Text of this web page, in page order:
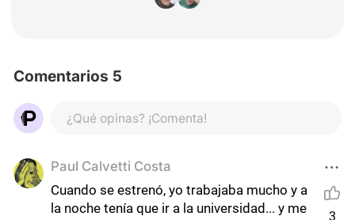
Comentarios 5
¿Qué opinas? ¡Comenta!
Paul Calvetti Costa
Cuando se estrenó, yo trabajaba mucho y a
la noche tenía que ir a la universidad... y me
3